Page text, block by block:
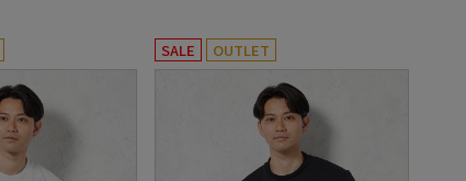
SALE OUTLET